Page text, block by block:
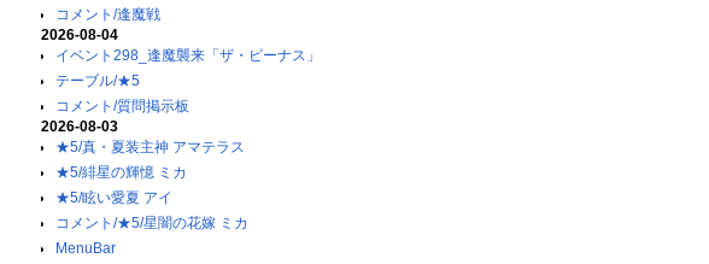
コメント/逢魔戦
2026-08-04
イベント298_逢魔襲来「ザ・ビーナス」
テーブル/★5
コメント/質問掲示板
2026-08-03
★5/真・夏装主神 アマテラス
★5/緋星の輝憶 ミカ
★5/眩い愛夏 アイ
コメント/★5/星闇の花嫁 ミカ
MenuBar